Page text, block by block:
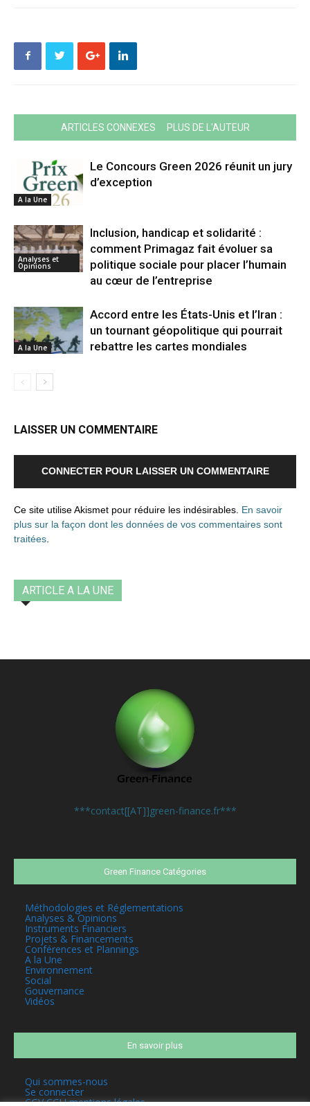
ARTICLES CONNEXES PLUS DE L'AUTEUR
A la Une
Le Concours Green 2026 réunit un jury
d’exception
Analyses et
Opinions
Inclusion, handicap et solidarité :
comment Primagaz fait évoluer sa
politique sociale pour placer l’humain
au cœur de l’entreprise
A la Une
Accord entre les États-Unis et l’Iran :
un tournant géopolitique qui pourrait
rebattre les cartes mondiales
LAISSER UN COMMENTAIRE
CONNECTER POUR LAISSER UN COMMENTAIRE
Ce site utilise Akismet pour réduire les indésirables. En savoir
plus sur la façon dont les données de vos commentaires sont
traitées
ARTICLE A LA UNE
***contact[[AT]]green-finance.fr***
Green Finance Catégories
Méthodologies et Réglementations
Analyses & Opinions
Instruments Financiers
Projets & Financements
Conférences et Plannings
A la Une
Environnement
Social
Gouvernance
Vidéos
En savoir plus
Qui sommes-nous
Se connecter
CGV CGU mentions légales